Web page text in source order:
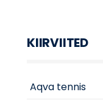
KIIRVIITED
Aqva tennis